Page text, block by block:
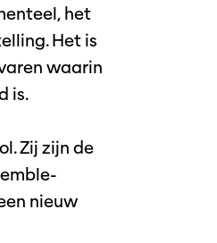
het
Het is
waarin
is.
Zij zijn de
nieuw